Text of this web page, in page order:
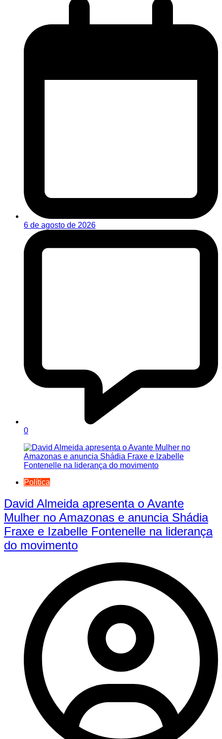
6 de agosto de 2026
0
Política
David Almeida apresenta o Avante
Mulher no Amazonas e anuncia Shádia
Fraxe e Izabelle Fontenelle na liderança
do movimento